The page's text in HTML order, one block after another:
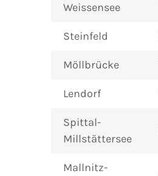
Weissensee
Steinfeld
Möllbrücke
Lendorf
Spittal-
Millstättersee
Mallnitz-